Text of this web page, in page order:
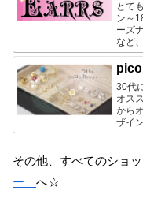
とて
ン～
ーズ
など
かり
30代
オス
から
ザイ
その他、すべてのショ
ー へ☆